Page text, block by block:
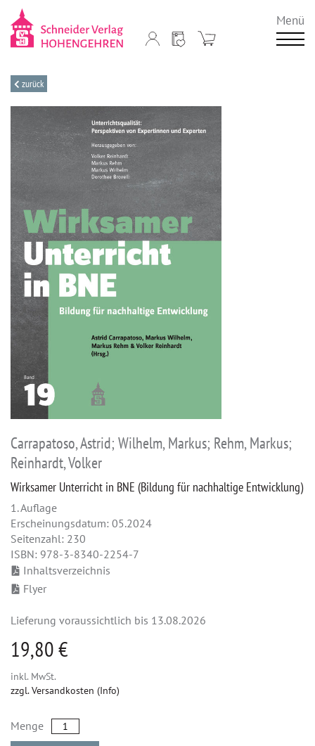
Menü
zurück
Carrapatoso, Astrid; Wilhelm, Markus; Rehm, Markus;
Reinhardt, Volker
Wirksamer Unterricht in BNE (Bildung für nachhaltige Entwicklung)
1. Auflage
Erscheinungsdatum: 05.2024
Seitenzahl: 230
ISBN: 978-3-8340-2254-7
Inhaltsverzeichnis
Flyer
Lieferung voraussichtlich bis 13.08.2026
19,80 €
inkl. MwSt.
zzgl. Versandkosten (Info)
Menge